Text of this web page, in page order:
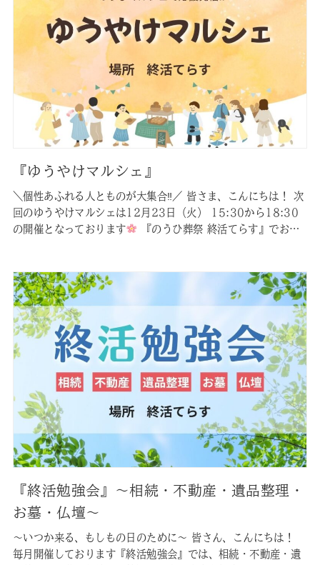
『ゆうやけマルシェ』
＼個性あふれる人とものが大集合‼︎／ 皆さま、こんにちは！ 次
回のゆうやけマルシェは12月23日（火） 15:30から18:30
の開催となっております
『のうひ葬祭 終活てらす』でお待
んが作った美味しくて新鮮な野菜や果物を販売いたします。…
『終活勉強会』〜相続・不動産・遺品整理・
お墓・仏壇〜
〜いつか来る、もしもの日のために〜 皆さん、こんにちは！
毎月開催しております『終活勉強会』では、相続・不動産・遺